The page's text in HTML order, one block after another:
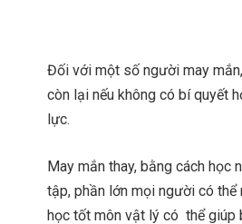
Đối với một số người may
còn lại nếu không có bí quyết
lực.
May mắn thay, bằng cách học
tập, phần lớn mọi người có
học tốt môn vật lý có thể giúp